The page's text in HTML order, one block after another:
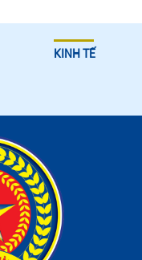
KINH TẾ